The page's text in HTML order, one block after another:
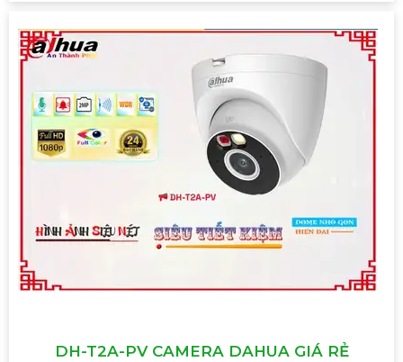
DH-T2A-PV CAMERA DAHUA GIÁ RẺ